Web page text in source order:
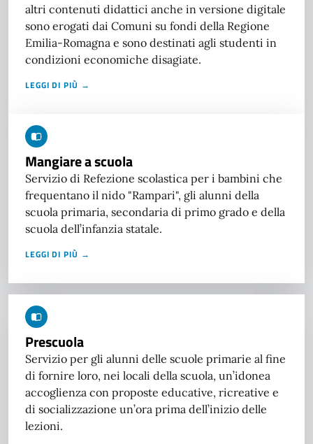
altri contenuti didattici anche in versione digitale
sono erogati dai Comuni su fondi della Regione
Emilia-Romagna e sono destinati agli studenti in
condizioni economiche disagiate.
LEGGI DI PIÙ →
Mangiare a scuola
Servizio di Refezione scolastica per i bambini che
frequentano il nido "Rampari", gli alunni della
scuola primaria, secondaria di primo grado e della
scuola dell’infanzia statale.
LEGGI DI PIÙ →
Prescuola
Servizio per gli alunni delle scuole primarie al fine
di fornire loro, nei locali della scuola, un’idonea
accoglienza con proposte educative, ricreative e
di socializzazione un’ora prima dell’inizio delle
lezioni.